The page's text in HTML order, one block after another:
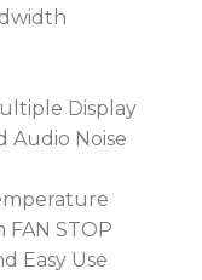
Display
Audio Noise
FAN STOP
Easy Use